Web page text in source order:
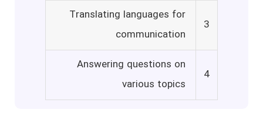
3
Translating languages for
communication
4
Answering questions on
various topics